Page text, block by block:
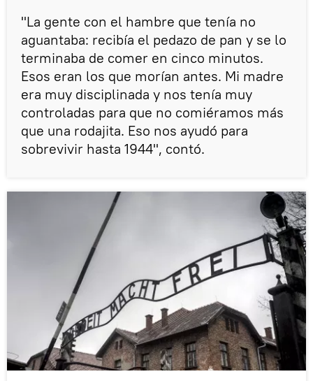
"La gente con el hambre que tenía no
aguantaba: recibía el pedazo de pan y se lo
terminaba de comer en cinco minutos.
Esos eran los que morían antes. Mi madre
era muy disciplinada y nos tenía muy
controladas para que no comiéramos más
que una rodajita. Eso nos ayudó para
sobrevivir hasta 1944", contó.